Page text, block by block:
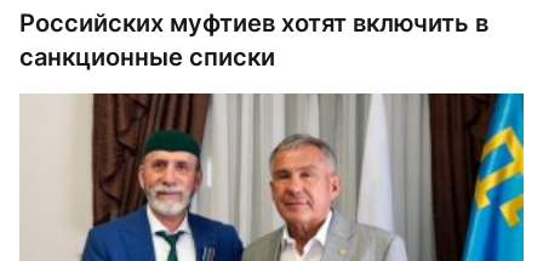
Российских муфтиев хотят включить в
санкционные списки